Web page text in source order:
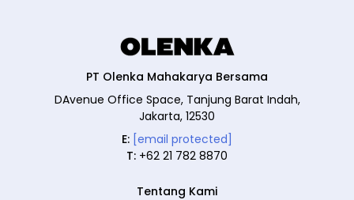
PT Olenka Mahakarya Bersama
DAvenue Office Space, Tanjung Barat Indah,
Jakarta, 12530
E: [email protected]
T: +62 21 782 8870
Tentang Kami